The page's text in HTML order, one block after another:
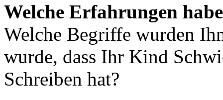
Welche Erfahrungen
Welche Begriffe wurden
wurde, dass Ihr Kind
Schreiben hat?